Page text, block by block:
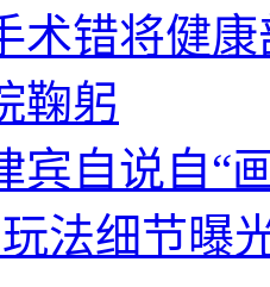
术错将健
鞠躬
宾自说自“
玩法细节